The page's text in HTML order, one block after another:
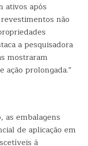
ativos após
não
a pesquisadora
mostraram
ação prolongada.”
as embalagens
de aplicação em
à